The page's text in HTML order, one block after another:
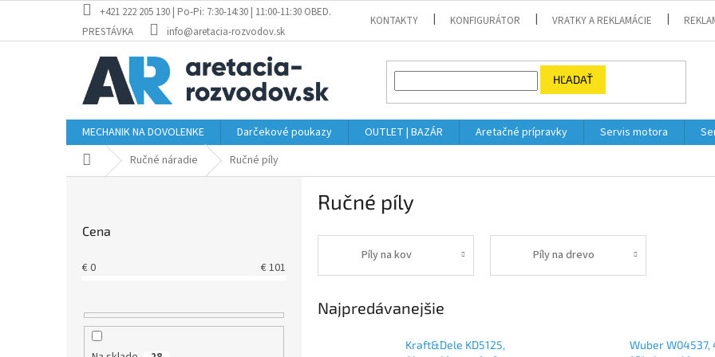
obsah
+421 222 205 130 | Po-Pi: 7:30-14:30 | 11:00-11:30 OBED.
PRESTÁVKA
info@aretacia-rozvodov.sk
KONTAKTY KONFIGURÁTOR VRATKY A REKLAMÁCIE
HĽADAŤ
MECHANIK NA DOVOLENKE Darčekové poukazy OUTLET | BAZÁR Aretačné prípravky Servis motora
DomovRučné náradie Ručné píly
Cena
€0 €101
Ručné píly
Píly na kov Píly na drevo
Najpredávanejšie
Kraft&Dele KD5125,
Wuber W04537,